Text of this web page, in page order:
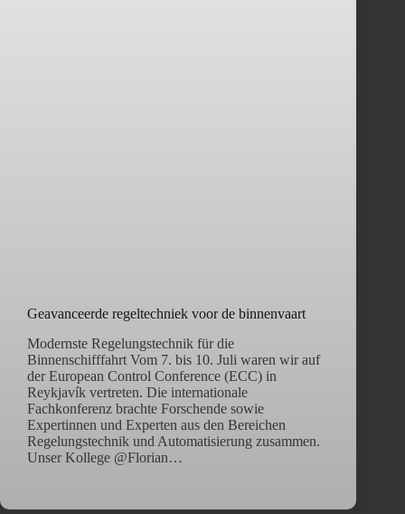
Geavanceerde regeltechniek voor de binnenvaart
Modernste Regelungstechnik für die
Binnenschifffahrt Vom 7. bis 10. Juli waren wir auf
der European Control Conference (ECC) in
Reykjavík vertreten. Die internationale
Fachkonferenz brachte Forschende sowie
Expertinnen und Experten aus den Bereichen
Regelungstechnik und Automatisierung zusammen.
Unser Kollege @Florian…